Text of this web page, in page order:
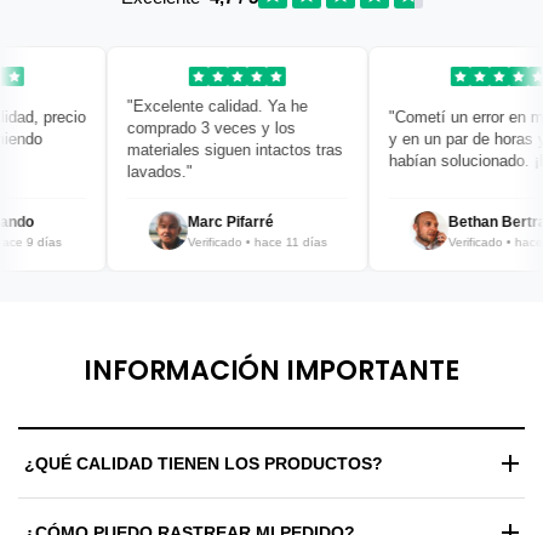
precio
días
"Excelente calidad. Ya he
comprado 3 veces y los
materiales siguen intactos tras
lavados."
Marc Pifarré
Verificado • hace 11 días
"Cometí un error en mi
y en un par de horas ya
habían solucionado.
Bethan Bertrand
Verificado • hace 12
INFORMACIÓN IMPORTANTE
¿QUÉ CALIDAD TIENEN LOS PRODUCTOS?